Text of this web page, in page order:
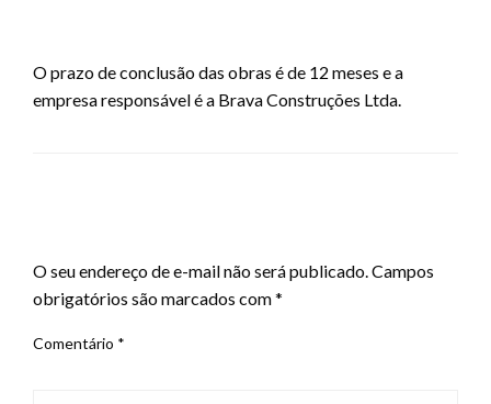
O prazo de conclusão das obras é de 12 meses e a
empresa responsável é a Brava Construções Ltda.
O seu endereço de e-mail não será publicado.Campos
obrigatórios são marcados com*
Comentário *